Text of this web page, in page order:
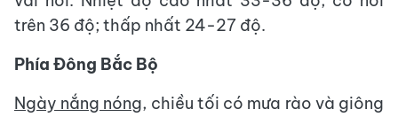
trên 36 độ; thấp nhất 24-27 độ.
Phía Đông Bắc Bộ
Ngày nắng nóng, chiều tối có mưa rào và giông